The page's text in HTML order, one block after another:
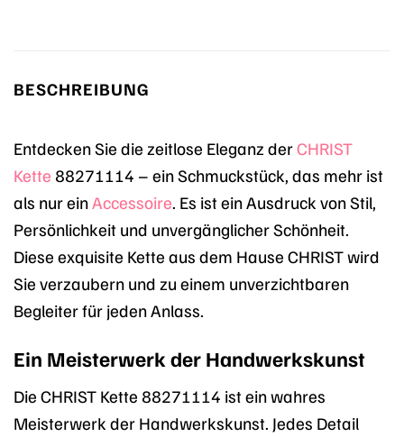
BESCHREIBUNG
Entdecken Sie die zeitlose Eleganz derCHRIST
Kette 88271114 – ein Schmuckstück, das mehr ist
als nur ein Accessoire . Es ist ein Ausdruck von Stil,
Persönlichkeit und unvergänglicher Schönheit.
Diese exquisite Kette aus dem Hause CHRIST wird
Sie verzaubern und zu einem unverzichtbaren
Begleiter für jeden Anlass.
Ein Meisterwerk der Handwerkskunst
Die CHRIST Kette 88271114 ist ein wahres
Meisterwerk der Handwerkskunst. Jedes Detail